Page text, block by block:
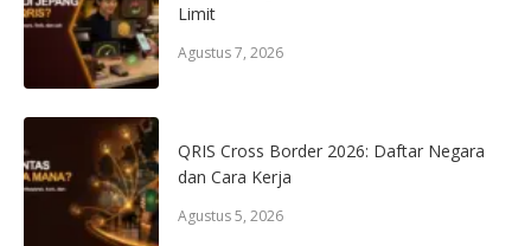
Limit
Agustus 7, 2026
QRIS Cross Border 2026: Daftar Negara
dan Cara Kerja
Agustus 5, 2026